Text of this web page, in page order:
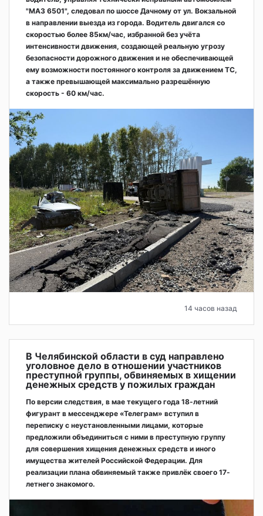
"МАЗ 6501", следовал по шоссе Дачному от ул. Вокзальной
в направлении выезда из города. Водитель двигался со
скоростью более 85км/час, избранной без учёта
интенсивности движения, создающей реальную угрозу
безопасности дорожного движения и не обеспечивающей
ему возможности постоянного контроля за движением ТС,
а также превышающей максимально разрешённую
скорость - 60 км/час.
14 часов назад
В Челябинской области в суд направлено
уголовное дело в отношении участников
преступной группы, обвиняемых в хищении
денежных средств у пожилых граждан
По версии следствия, в мае текущего года 18-летний
фигурант в мессенджере «Телеграм» вступил в
переписку с неустановленными лицами, которые
предложили объединиться с ними в преступную группу
для совершения хищения денежных средств и иного
имущества жителей Российской Федерации. Для
реализации плана обвиняемый также привлёк своего 17-
летнего знакомого.